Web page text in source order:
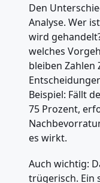
Den
Analyse. Wer
wird
welches
bleiben Zahlen
Beispiel: Fällt
75 Prozent,
es wirkt.
Auch wichtig:
trügerisch. Ein